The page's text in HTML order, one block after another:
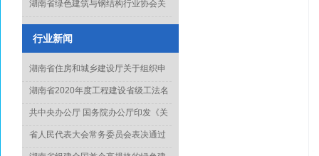
湖南省绿色建筑与钢结构行业协会关
准》起草单位的通知
行业新闻
湖南省住房和城乡建设厅关于组织申
报2022年度科学技术计划项目的通知
湖南省2020年度工程建设省级工法名
单正式出炉
共中央办公厅 国务院办公厅印发《关
于推动城乡建设绿色发展的意见》
省人民代表大会常务委员会表决通过
《湖南省绿色建筑发展条例》